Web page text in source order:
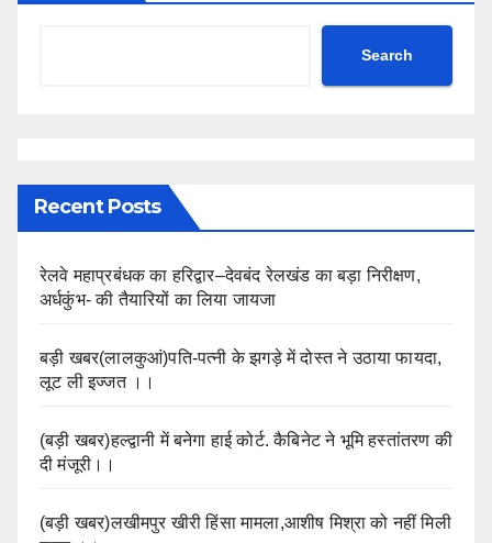
Search
Recent Posts
रेलवे महाप्रबंधक का हरिद्वार–देवबंद रेलखंड का बड़ा निरीक्षण,
अर्धकुंभ- की तैयारियों का लिया जायजा
बड़ी खबर(लालकुआं)पति-पत्नी के झगड़े में दोस्त ने उठाया फायदा,
लूट ली इज्जत ।।
(बड़ी खबर)हल्द्वानी में बनेगा हाई कोर्ट. कैबिनेट ने भूमि हस्तांतरण की
दी मंजूरी।।
(बड़ी खबर)लखीमपुर खीरी हिंसा मामला,आशीष मिश्रा को नहीं मिली